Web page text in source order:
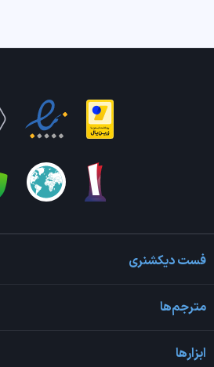
فست دیکشنری
مترجم‌ها
ابزارها